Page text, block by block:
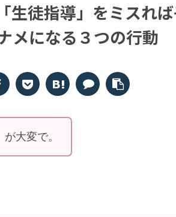
生徒指導」をミスれ
メになる３つの行動
大変で。